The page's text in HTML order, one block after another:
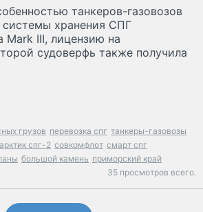
танкеров-газовозов
системы хранения СПГ
Mark III, лицензию на
судоверфь также получила
грузов перевозка спг танкеры-газовозы
арктик спг-2 совкомфлот смарт спг
большой камень приморский край
35 просмотров всего.